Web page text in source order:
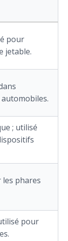
pour
jetable.
automobiles.
; utilisé
phares
pour